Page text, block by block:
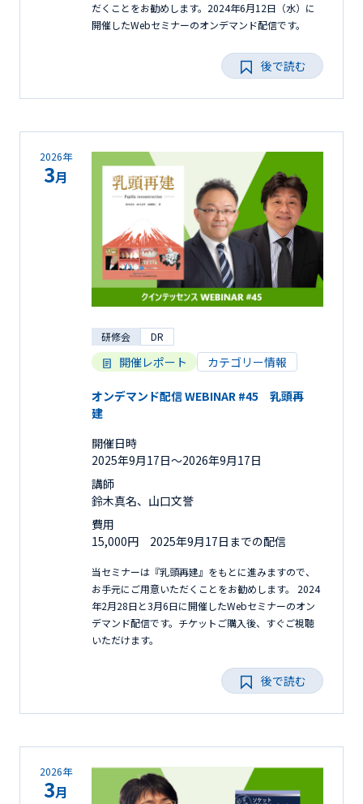
だくことをお勧めします。2024年6月12日（水）に
開催したWebセミナーのオンデマンド配信です。
後で読む
2026年
3月
研修会 DR
開催レポート カテゴリー情報
オンデマンド配信 WEBINAR #45 乳頭再
建
開催日時
2025年9月17日〜2026年9月17日
講師
鈴木真名、山口文誉
費用
15,000円 2025年9月17日までの配信
当セミナーは『乳頭再建』をもとに進みますので、
お手元にご用意いただくことをお勧めします。 2024
年2月28日と3月6日に開催したWebセミナーのオン
デマンド配信です。チケットご購入後、すぐご視聴
いただけます。
後で読む
2026年
3月